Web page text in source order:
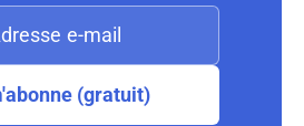
(gratuit)